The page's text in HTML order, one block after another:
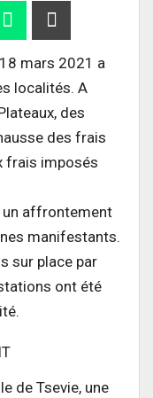
mars 2021 a
localités. A
des
des frais
frais imposés
un affrontement
manifestants.
sur place par
ont été
de Tsevie, une